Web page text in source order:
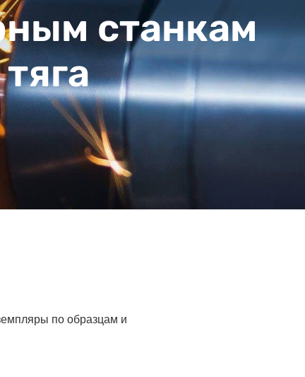
станкам
по образцам и